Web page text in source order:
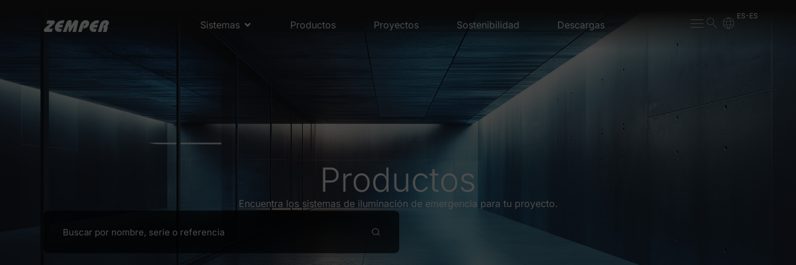
Sistemas Productos Proyectos Sostenibilidad Descargas
ES-ES
Productos
Encuentra los sistemas de iluminación de emergencia para tu proyecto.